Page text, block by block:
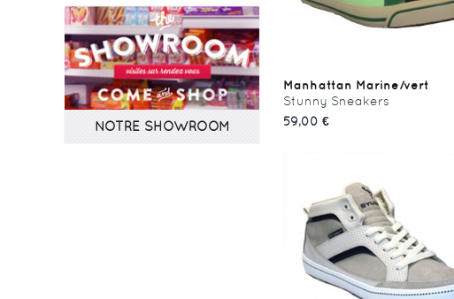
NOTRE SHOWROOM
Manhattan Marine/vert
Stunny Sneakers
59,00 €